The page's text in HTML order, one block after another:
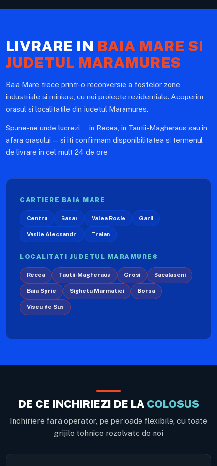
LIVRARE IN BAIA MARE SI
JUDETUL MARAMURES
Baia Mare trece printr-o reconversie a fostelor zone
industriale si miniere, cu noi proiecte rezidentiale. Acoperim
orasul si localitatile din judetul Maramures.
Spune-ne unde lucrezi — in Recea, in Tautii-Magheraus sau in
afara orasului — si iti confirmam disponibilitatea si termenul
de livrare in cel mult 24 de ore.
CARTIERE BAIA MARE
Centru Sasar Valea Rosie Garii
Vasile Alecsandri Traian
LOCALITATI JUDETUL MARAMURES
Recea Tautii-Magheraus Grosi Sacalaseni
Baia Sprie Sighetu Marmatiei Borsa
Viseu de Sus
DE CE INCHIRIEZI DE LA COLOSUS
Inchiriere fara operator, pe perioade flexibile, cu toate
grijile tehnice rezolvate de noi